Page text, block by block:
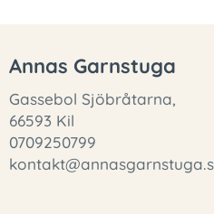
Annas Garnstuga
Gassebol Sjöbråtarna,
66593 Kil
0709250799